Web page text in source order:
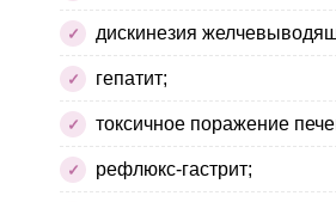
дискинезия
гепатит;
токсичное поражение
рефлюкс-гастрит;